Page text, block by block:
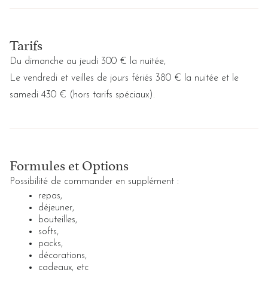
Tarifs
Du dimanche au jeudi 300 € la nuitée,
Le vendredi et veilles de jours fériés 380 € la nuitée et le
samedi 430 € (hors tarifs spéciaux).
Formules et Options
Possibilité de commander en supplément :
repas,
déjeuner,
bouteilles,
softs,
packs,
décorations,
cadeaux, etc